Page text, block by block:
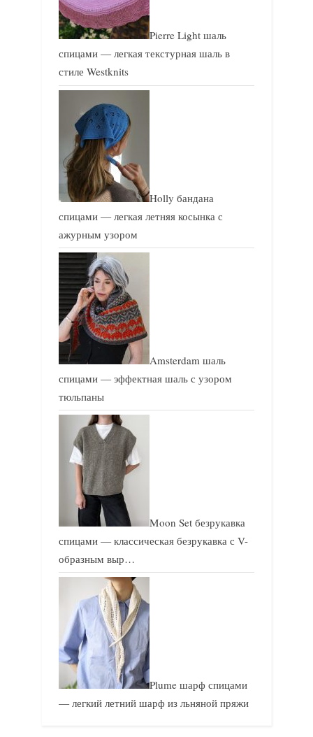
Pierre Light шаль
спицами — легкая текстурная шаль в
стиле Westknits
Holly бандана
спицами — легкая летняя косынка с
ажурным узором
Amsterdam шаль
спицами — эффектная шаль с узором
тюльпаны
Moon Set безрукавка
спицами — классическая безрукавка с V-
образным выр…
Plume шарф спицами
— легкий летний шарф из льняной пряжи